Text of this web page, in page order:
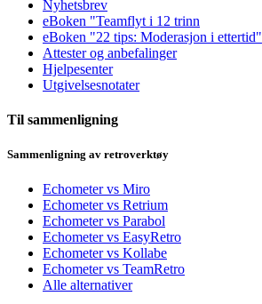
Nyhetsbrev
eBoken "Teamflyt i 12 trinn
eBoken "22 tips: Moderasjon i ettertid"
Attester og anbefalinger
Hjelpesenter
Utgivelsesnotater
Til sammenligning
Sammenligning av retroverktøy
Echometer vs Miro
Echometer vs Retrium
Echometer vs Parabol
Echometer vs EasyRetro
Echometer vs Kollabe
Echometer vs TeamRetro
Alle alternativer